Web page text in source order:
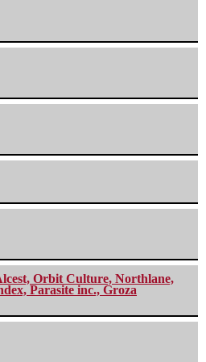
Orbit Culture, Northlane,
Parasite inc., Groza